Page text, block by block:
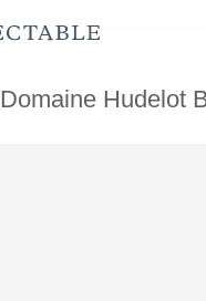
Domaine Hudelot